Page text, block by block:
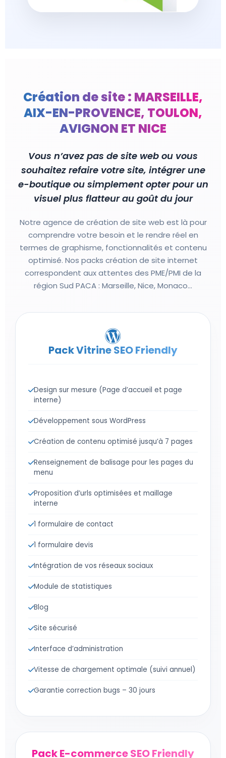
Création de site : MARSEILLE,
AIX-EN-PROVENCE, TOULON,
AVIGNON ET NICE
Vous n’avez pas de site web ou vous
souhaitez refaire votre site, intégrer une
e-boutique ou simplement opter pour un
visuel plus flatteur au goût du jour
Notre agence de création de site web est là pour
comprendre votre besoin et le rendre réel en
termes de graphisme, fonctionnalités et contenu
optimisé. Nos packs création de site internet
correspondent aux attentes des PME/PMI de la
région Sud PACA : Marseille, Nice, Monaco...
Pack Vitrine SEO Friendly
Design sur mesure (Page d’accueil et page
interne)
Développement sous WordPress
Création de contenu optimisé jusqu’à 7 pages
Renseignement de balisage pour les pages du
menu
Proposition d’urls optimisées et maillage
interne
1 formulaire de contact
1 formulaire devis
Intégration de vos réseaux sociaux
Module de statistiques
Blog
Site sécurisé
Interface d’administration
Vitesse de chargement optimale (suivi annuel)
Garantie correction bugs – 30 jours
Pack E-commerce SEO Friendly